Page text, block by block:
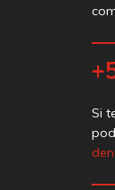
Si